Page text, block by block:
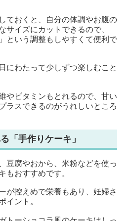
ておくと、自分の体調やお腹の
サイズにカットできるので、
という調整もしやすくて便利で
にわたって少しずつ楽しむこと
やビタミンもとれるので、甘い
ラスできるのがうれしいところ
「手作りケーキ」
豆腐やおから、米粉などを使っ
もおすすめです。
が控えめで栄養もあり、妊婦さ
イント。